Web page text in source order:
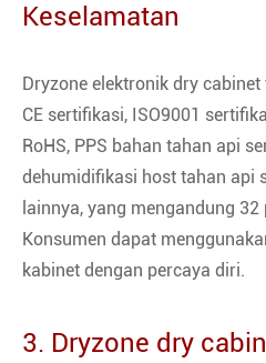
Keselamatan
Dryzone elektronik dry
CE sertifikasi, ISO9001
RoHS, PPS bahan tahan api
dehumidifikasi host tahan api
lainnya, yang mengandung
Konsumen dapat
kabinet dengan percaya diri.
3. Dryzone dry